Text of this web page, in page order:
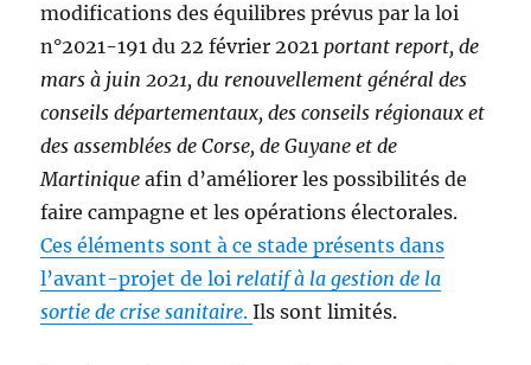
modifications des équilibres prévus par la loi
n°2021-191 du 22 février 2021portant report, de
mars à juin 2021, du renouvellement général des
conseils départementaux, des conseils régionaux et
des assemblées de Corse, de Guyane et de
Martinique afin d’améliorer les possibilités de
faire campagne et les opérations électorales.
Ces éléments sont à ce stade présents dans
l’avant-projet de loi relatif à la gestion de la
sortie de crise sanitaire.Ils sont limités.